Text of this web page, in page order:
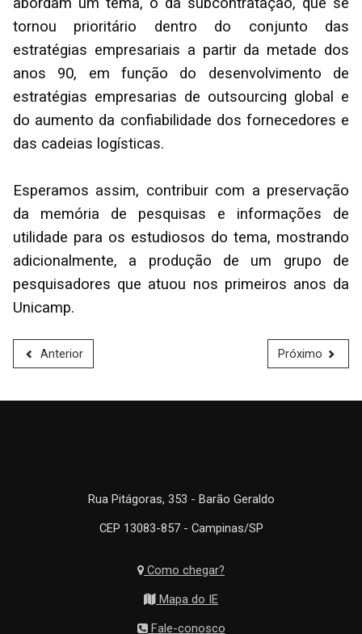
tornou prioritário dentro do conjunto das
estratégias empresariais a partir da metade dos
anos 90, em função do desenvolvimento de
estratégias empresarias de outsourcing global e
do aumento da confiabilidade dos fornecedores e
das cadeias logísticas.
Esperamos assim, contribuir com a preservação
da memória de pesquisas e informações de
utilidade para os estudiosos do tema, mostrando
adicionalmente, a produção de um grupo de
pesquisadores que atuou nos primeiros anos da
Unicamp.
Anterior Próximo
Rua Pitágoras, 353 - Barão Geraldo
CEP 13083-857 - Campinas/SP
Como chegar?
Mapa do IE
Fale-conosco